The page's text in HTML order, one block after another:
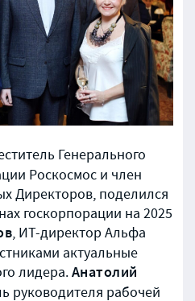
Генерального
Роскосмос и член
Директоров, поделился
госкорпорации на 2025
, ИТ-директор Альфа
актуальные
лидера.Анатолий
руководителя рабочей